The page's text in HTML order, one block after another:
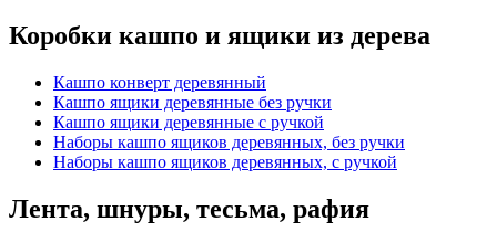
Коробки кашпо и ящики из дерева
Кашпо конверт деревянный
Кашпо ящики деревянные без ручки
Кашпо ящики деревянные с ручкой
Наборы кашпо ящиков деревянных, без ручки
Наборы кашпо ящиков деревянных, с ручкой
Лента, шнуры, тесьма, рафия